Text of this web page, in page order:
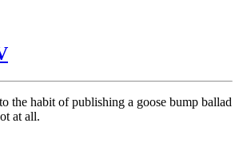
the habit of publishing a goose bump ballad
at all.